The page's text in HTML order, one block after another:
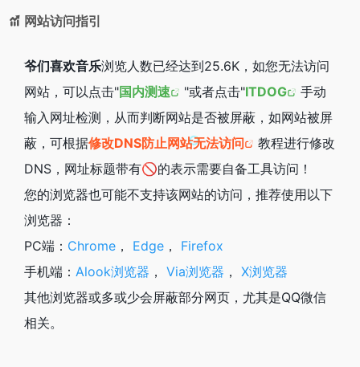
网站访问指引
爷们喜欢音乐浏览人数已经达到25.6K，如您无法访问
网站，可以点击"国内测速 "或者点击"ITDOG
手动
输入网址检测，从而判断网站是否被屏蔽，如网站被屏
蔽，可根据修改DNS防止网站无法访问
教程进行修改
DNS，网址标题带有🚫的表示需要自备工具访问！
您的浏览器也可能不支持该网站的访问，推荐使用以下
浏览器：
PC端： Chrome ， Edge ， Firefox
手机端： Alook浏览器 ， Via浏览器 ， X浏览器
其他浏览器或多或少会屏蔽部分网页，尤其是QQ微信
相关。